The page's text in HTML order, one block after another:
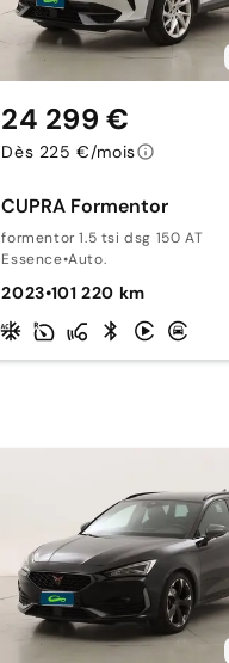
CUPRA Formentor
formentor 1.5 tsi dsg 150 AT
Essence•Auto.
2023•101 220 km
24 299 €
Dès 225 €/mois